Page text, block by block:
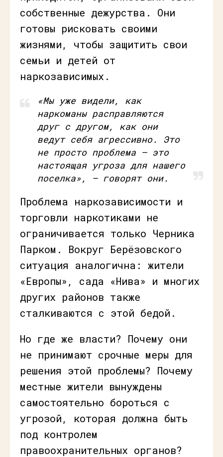
собственные дежурства. Они
готовы рисковать своими
жизнями, чтобы защитить свои
семьи и детей от
наркозависимых.
«Мы уже видели, как
наркоманы расправляются
друг с другом, как они
ведут себя агрессивно. Это
не просто проблема — это
настоящая угроза для нашего
поселка», — говорят они.
Проблема наркозависимости и
торговли наркотиками не
ограничивается только Черника
Парком. Вокруг Берёзовского
ситуация аналогична: жители
«Европы», сада «Нива» и многих
других районов также
сталкиваются с этой бедой.
Но где же власти? Почему они
не принимают срочные меры для
решения этой проблемы? Почему
местные жители вынуждены
самостоятельно бороться с
угрозой, которая должна быть
под контролем
правоохранительных органов?